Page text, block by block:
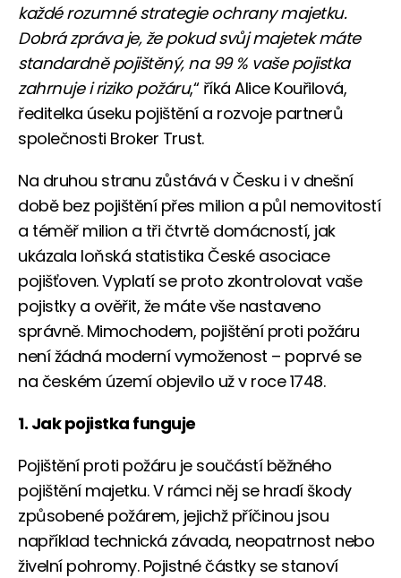
každé rozumné strategie ochrany majetku.
Dobrá zpráva je, že pokud svůj majetek máte
standardně pojištěný, na 99 % vaše pojistka
zahrnuje i riziko požáru,“ říká Alice Kouřilová,
ředitelka úseku pojištění a rozvoje partnerů
společnosti Broker Trust.
Na druhou stranu zůstává v Česku i v dnešní
době bez pojištění přes milion a půl nemovitostí
a téměř milion a tři čtvrtě domácností, jak
ukázala loňská statistika České asociace
pojišťoven. Vyplatí se proto zkontrolovat vaše
pojistky a ověřit, že máte vše nastaveno
správně. Mimochodem, pojištění proti požáru
není žádná moderní vymoženost – poprvé se
na českém území objevilo už v roce 1748.
1. Jak pojistka funguje
Pojištění proti požáru je součástí běžného
pojištění majetku. V rámci něj se hradí škody
způsobené požárem, jejichž příčinou jsou
například technická závada, neopatrnost nebo
živelní pohromy. Pojistné částky se stanoví